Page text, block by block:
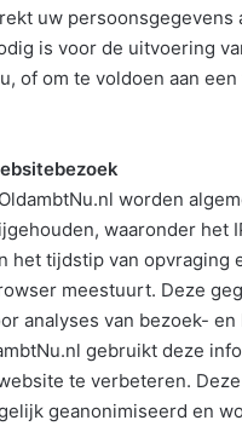
uw persoonsgegevens
is voor de uitvoering
of om te voldoen aan
worden
waaronder het
het tijdstip van opvraging
meestuurt. Deze
analyses van bezoek- en
gebruikt deze
te verbeteren.
geanonimiseerd en